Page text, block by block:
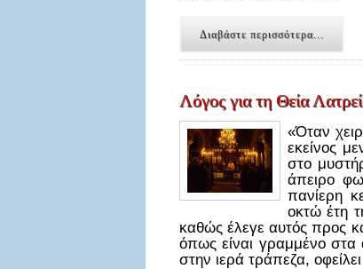
Διαβάστε περισσότερα...
Λόγος για τη Θεία
«Όταν
εκείνος
στο
άπειρο
πανίερη
οκτώ έτη
καθώς έλεγε αυτός προς
όπως είναι γραμμένο
στην ιερά τράπεζα,